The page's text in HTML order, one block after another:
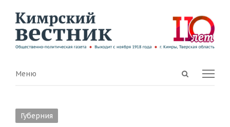
Open
Menu
Меню
Губерния